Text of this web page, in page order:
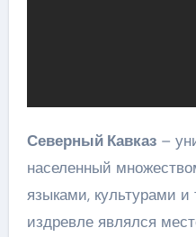
Северный Кавказ–
населенный
языками, культурами
издревле являлся